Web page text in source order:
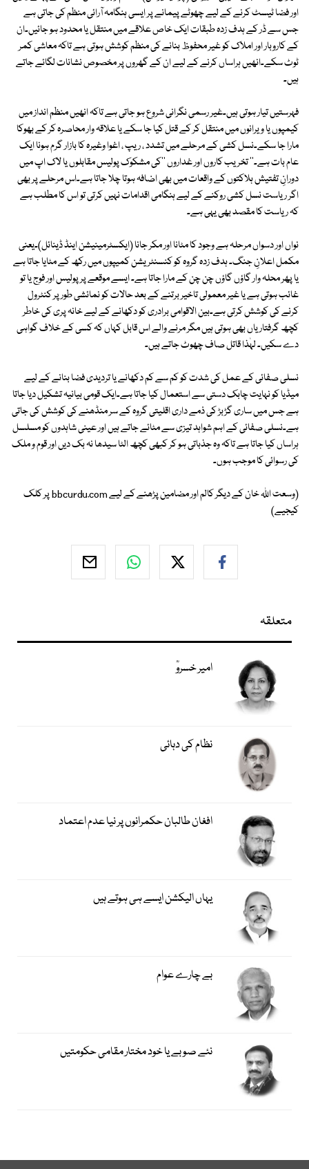
اور فضا ٹیسٹ کرنے کے لیے چھوٹے پیمانے پر ایسی ہنگامہ آرائی منظم کی جاتی ہے
جس سے ڈر کے ہدف زدہ طبقات ایک خاص علاقے میں منتقل یا محدود ہو جائیں۔ان
کے کاروبار اور املاک کو غیر محفوظ بنانے کی منظم کوشش ہوتی ہے تاکہ معاشی کمر
ٹوٹ سکے۔انھیں ہراساں کرنے کے لیے ان کے گھروں پر مخصوص نشانات لگائے جاتے
ہیں۔
فہرستیں تیار ہوتی ہیں۔غیر رسمی نگرانی شروع ہو جاتی ہے تاکہ انھیں منظم انداز میں
کیمپوں یا ویرانوں میں منتقل کر کے قتل کیا جا سکے یا علاقہ وار محاصرہ کر کے بھوکا
مارا جا سکے۔نسل کشی کے مرحلے میں تشدد ، ریپ ، اغوا وغیرہ کا بازار گرم ہونا ایک
عام بات ہے۔'' تخریب کاروں اور غداروں ''کی مشکوک پولیس مقابلوں یا لاک اپ میں
دورانِ تفتیش ہلاکتوں کے واقعات میں بھی اضافہ ہوتا چلا جاتا ہے۔اس مرحلے پر بھی
اگر ریاست نسل کشی روکنے کے لیے ہنگامی اقدامات نہیں کرتی تو اس کا مطلب ہے
کہ ریاست کا مقصد بھی یہی ہے۔
نواں اور دسواں مرحلہ ہے وجود کا مٹانا اور مکر جانا (ایکسٹرمینیشن اینڈ ڈینائل)۔یعنی
مکمل اعلانِ جنگ۔ ہدف زدہ گروہ کو کنسنٹریشن کمیپوں میں رکھ کے مٹایا جاتا ہے
یا پھر محلہ وار گاؤں گاؤں چن چن کے مارا جاتا ہے۔ ایسے موقعے پر پولیس اور فوج یا تو
غائب ہوتی ہے یا غیر معمولی تاخیر برتنے کے بعد حالات کو نمائشی طور پر کنٹرول
کرنے کی کوشش کرتی ہے۔بین الاقوامی برادری کو دکھانے کے لیے خانہ پری کی خاطر
کچھ گرفتاریاں بھی ہوتی ہیں مگر مرنے والے اس قابل کہاں کہ کسی کے خلاف گواہی
دے سکیں۔ لہٰذا قاتل صاف چھوٹ جاتے ہیں۔
نسلی صفائی کے عمل کی شدت کو کم سے کم دکھانے یا تردیدی فضا بنانے کے لیے
میڈیا کو نہایت چابک دستی سے استعمال کیا جاتا ہے۔ایک قومی بیانیہ تشکیل دیا جاتا
ہے جس میں ساری گڑبڑ کی ذمے داری اقلیتی گروہ کے سر منڈھنے کی کوشش کی جاتی
ہے۔نسلی صفائی کے اہم شواہد تیزی سے مٹائے جاتے ہیں اور عینی شاہدوں کو مسلسل
ہراساں کیا جاتا ہے تاکہ وہ جذباتی ہو کر کبھی کچھ الٹا سیدھا نہ بک دیں اور قوم و ملک
کی رسوائی کا موجب ہوں۔
(وسعت اللہ خان کے دیگر کالم اور مضامین پڑھنے کے لیے bbcurdu.com پر کلک
کیجیے)
متعلقہ
امیر خسروؒ
نظام کی دہائی
افغان طالبان حکمرانوں پر نیا عدم اعتماد
یہاں الیکشن ایسے ہی ہوتے ہیں
بے چارے عوام
نئے صوبے یا خود مختار مقامی حکومتیں